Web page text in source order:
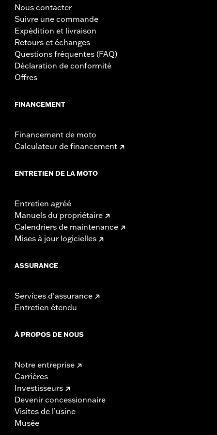
Nous contacter
Suivre une commande
Expédition et livraison
Retours et échanges
Questions fréquentes (FAQ)
Déclaration de conformité
Offres
FINANCEMENT
Financement de moto
Calculateur de financement
ENTRETIEN DE LA MOTO
Entretien agréé
Manuels du propriétaire
Calendriers de maintenance
Mises à jour logicielles
ASSURANCE
Services d’assurance
Entretien étendu
À PROPOS DE NOUS
Notre entreprise
Carrières
Investisseurs
Devenir concessionnaire
Visites de l’usine
Musée